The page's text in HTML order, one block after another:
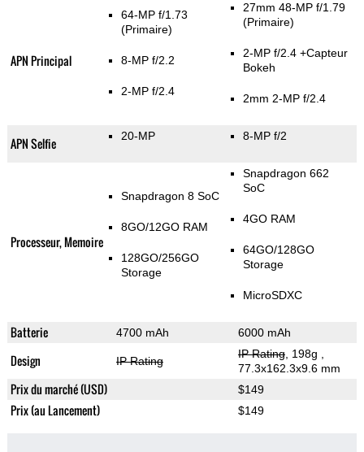
APN Principal
64-MP f/1.73
(Primaire)
8-MP f/2.2
2-MP f/2.4
27mm 48-MP f/1.79
(Primaire)
2-MP f/2.4 +Capteur
Bokeh
2mm 2-MP f/2.4
APN Selfie 20-MP 8-MP f/2
Processeur, Memoire
Snapdragon 8 SoC
8GO/12GO RAM
128GO/256GO
Storage
Snapdragon 662
SoC
4GO RAM
64GO/128GO
Storage
MicroSDXC
Batterie 4700 mAh 6000 mAh
Design IP Rating
IP Rating, 198g
77.3x162.3x9.6 mm
Prix du marché (USD) $149
Prix (au Lancement) $149